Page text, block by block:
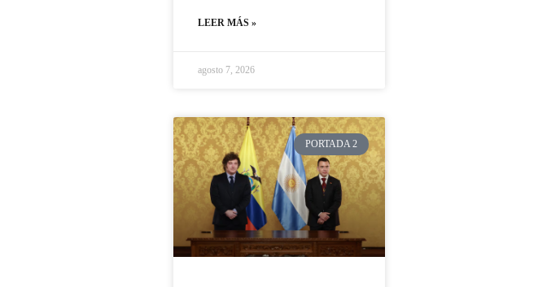
LEER MÁS »
agosto 7, 2026
PORTADA 2